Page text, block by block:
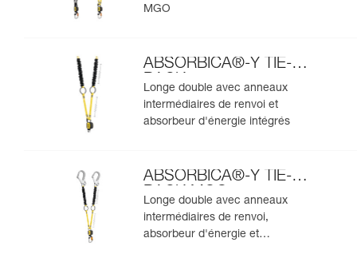
MGO
ABSORBICA®-Y TIE-
BACK
Longe double avec anneaux
intermédiaires de renvoi et
absorbeur d'énergie intégrés
ABSORBICA®-Y TIE-
BACK MGO
Longe double avec anneaux
intermédiaires de renvoi,
absorbeur d'énergie et